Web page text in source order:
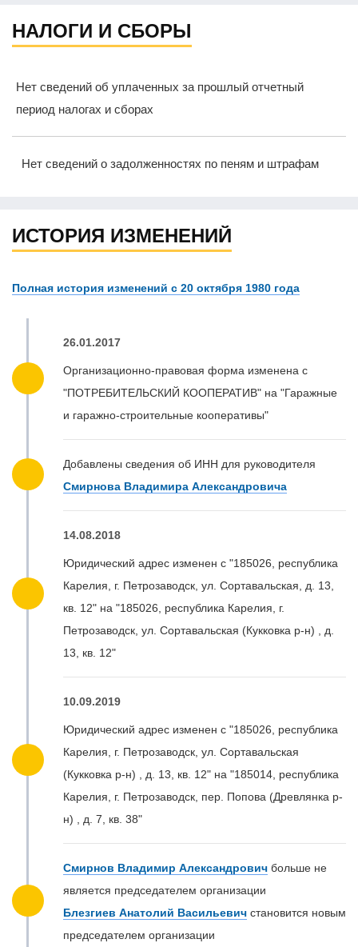
НАЛОГИ И СБОРЫ
Нет сведений об уплаченных за прошлый отчетный
период налогах и сборах
Нет сведений о задолженностях по пеням и штрафам
ИСТОРИЯ ИЗМЕНЕНИЙ
Полная история изменений с 20 октября 1980 года
26.01.2017
Организационно-правовая форма изменена с
"ПОТРЕБИТЕЛЬСКИЙ КООПЕРАТИВ" на "Гаражные
и гаражно-строительные кооперативы"
Добавлены сведения об ИНН для руководителя
Смирнова Владимира Александровича
14.08.2018
Юридический адрес изменен с "185026, республика
Карелия, г. Петрозаводск, ул. Сортавальская, д. 13,
кв. 12" на "185026, республика Карелия, г.
Петрозаводск, ул. Сортавальская (Кукковка р-н) , д.
13, кв. 12"
10.09.2019
Юридический адрес изменен с "185026, республика
Карелия, г. Петрозаводск, ул. Сортавальская
(Кукковка р-н) , д. 13, кв. 12" на "185014, республика
Карелия, г. Петрозаводск, пер. Попова (Древлянка р-
н) , д. 7, кв. 38"
Смирнов Владимир Александрович больше не
является председателем организации
Блезгиев Анатолий Васильевич становится новым
председателем организации